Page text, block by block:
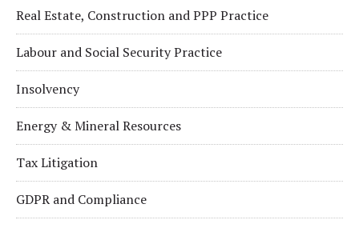
Real Estate, Construction and PPP Practice
Labour and Social Security Practice
Insolvency
Energy & Mineral Resources
Tax Litigation
GDPR and Compliance